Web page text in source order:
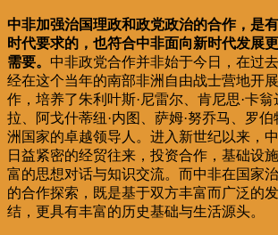
中非加强治国理政和政党政治的合作，是
时代要求的，也符合中非面向新时代发展
需要。 中非政党合作并非始于今日，在过
经在这个当年的南部非洲自由战士营地开
作，培养了朱利叶斯·尼雷尔、肯尼思·卡翁
拉、阿戈什蒂纽·内图、萨姆·努乔马、罗
洲国家的卓越领导人。进入新世纪以来，
日益紧密的经贸往来，投资合作，基础设
富的思想对话与知识交流。而中非在国家
的合作探索，既是基于双方丰富而广泛的
结，更具有丰富的历史基础与生活源头。